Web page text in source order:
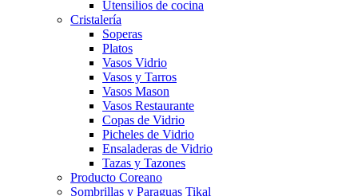
Utensilios de cocina
Cristalería
Soperas
Platos
Vasos Vidrio
Vasos y Tarros
Vasos Mason
Vasos Restaurante
Copas de Vidrio
Picheles de Vidrio
Ensaladeras de Vidrio
Tazas y Tazones
Producto Coreano
Sombrillas y Paraguas Tikal